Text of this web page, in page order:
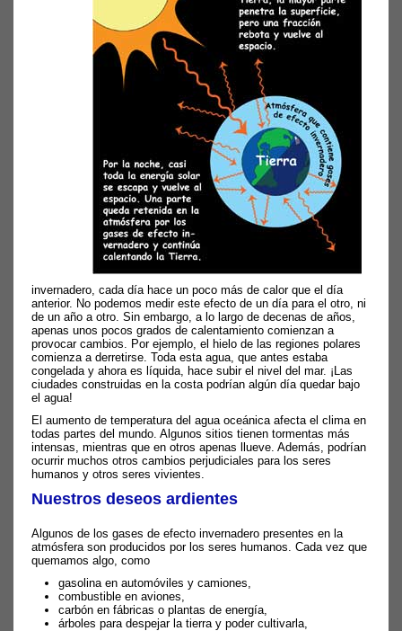
invernadero, cada día hace un poco más de calor que el día
anterior. No podemos medir este efecto de un día para el otro, ni
de un año a otro. Sin embargo, a lo largo de decenas de años,
apenas unos pocos grados de calentamiento comienzan a
provocar cambios. Por ejemplo, el hielo de las regiones polares
comienza a derretirse. Toda esta agua, que antes estaba
congelada y ahora es líquida, hace subir el nivel del mar. ¡Las
ciudades construidas en la costa podrían algún día quedar bajo
el agua!
El aumento de temperatura del agua oceánica afecta el clima en
todas partes del mundo. Algunos sitios tienen tormentas más
intensas, mientras que en otros apenas llueve. Además, podrían
ocurrir muchos otros cambios perjudiciales para los seres
humanos y otros seres vivientes.
Nuestros deseos ardientes
Algunos de los gases de efecto invernadero presentes en la
atmósfera son producidos por los seres humanos. Cada vez que
quemamos algo, como
gasolina en automóviles y camiones,
combustible en aviones,
carbón en fábricas o plantas de energía,
árboles para despejar la tierra y poder cultivarla,